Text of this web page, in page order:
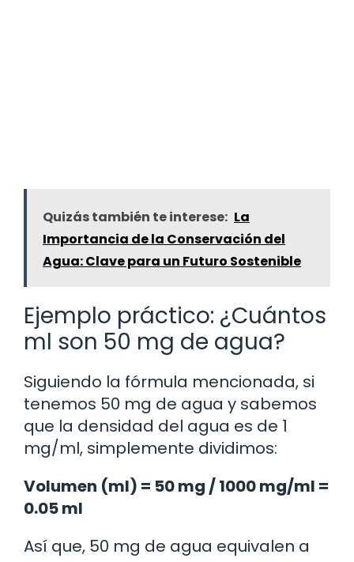
Quizás también te interese: La
Importancia de la Conservación del
Agua: Clave para un Futuro Sostenible
Ejemplo práctico: ¿Cuántos
ml son 50 mg de agua?
Siguiendo la fórmula mencionada, si
tenemos 50 mg de agua y sabemos
que la densidad del agua es de 1
mg/ml, simplemente dividimos:
Volumen (ml) = 50 mg / 1000 mg/ml =
0.05 ml
Así que, 50 mg de agua equivalen a